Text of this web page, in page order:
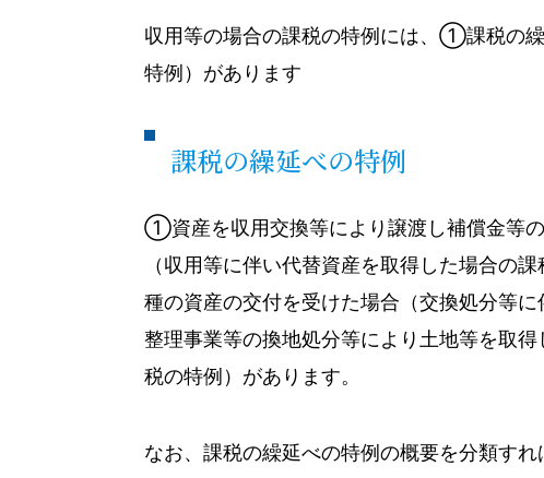
収用等の場合の課税の特例には、①課税の
特例）があります
課税の繰延べの特例
①資産を収用交換等により譲渡し補償金等
（収用等に伴い代替資産を取得した場合
種の資産の交付を受けた場合（交換処分等
整理事業等の換地処分等により土地等を取
税の特例）があります。
なお、課税の繰延べの特例の概要を分類すれ